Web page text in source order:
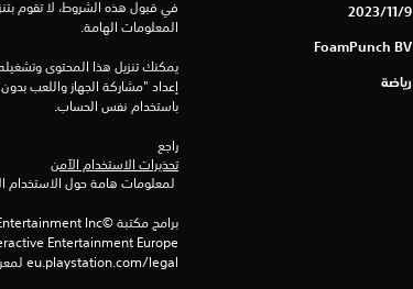
9‏/11‏/2023
FoamPunch BV
رياضة
المعلومات الهامة.
باستخدام نفس الحساب.
راجع
تحذيرات الاستخدام الآمن
eu.playstation.com/legal لمعرفة حقوق الاستخدام الكاملة.